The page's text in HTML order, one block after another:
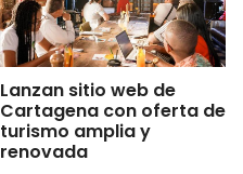
Lanzan sitio web de
Cartagena con oferta de
turismo amplia y
renovada